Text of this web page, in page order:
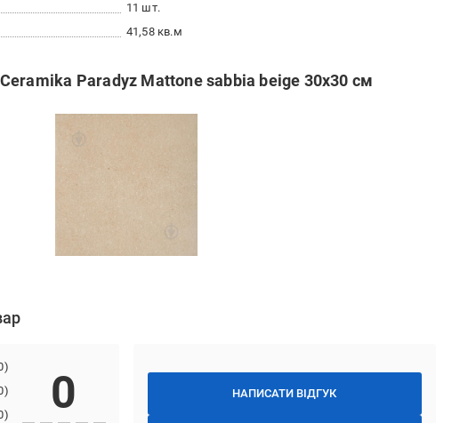
11 шт.
41,58 кв.м
Paradyz Mattone sabbia beige 30x30 см
НАПИСАТИ ВІДГУК
0